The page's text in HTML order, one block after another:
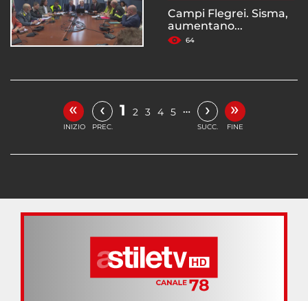
Campi Flegrei. Sisma,
aumentano...
64
«
INIZIO
‹
PREC.
1 2 3 4 5 … ›
SUCC.
»
FINE